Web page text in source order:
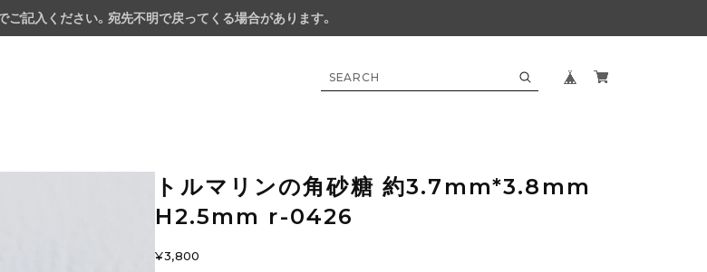
ご記入ください。宛先不明で戻ってくる場合があります。
トルマリンの角砂糖 約3.7mm*3.8mm
H2.5mm r-0426
¥3,800